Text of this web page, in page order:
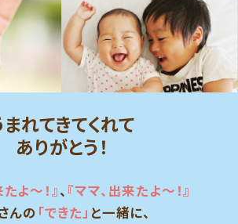
まれてきてくれて
ありがとう！
よ～！』、 『ママ、出来たよ～！』
んの 「できた」 と一緒に、